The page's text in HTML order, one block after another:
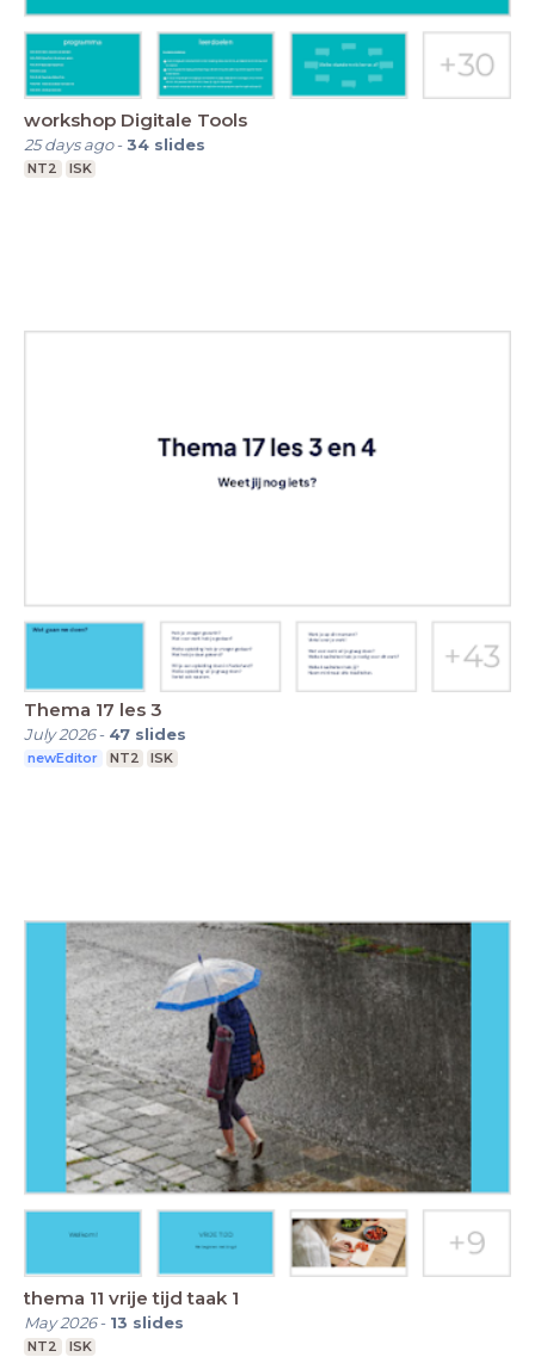
workshop Digitale Tools
25 days ago-34 slides
NT2 ISK
Thema 17 les 3
July 2026- 47 slides
newEditor NT2 ISK
thema 11 vrije tijd taak 1
May 2026- 13 slides
NT2 ISK